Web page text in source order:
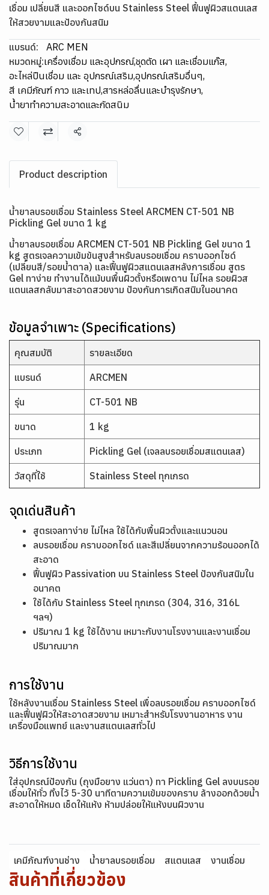
เชื่อม เปลี่ยนสี และออกไซด์บน Stainless Steel ฟื้นฟูผิวสแตนเลส
ให้สวยงามและป้องกันสนิม
แบรนด์:
ARC MEN
หมวดหมู่:เครื่องเชื่อม และอุปกรณ์,ชุดตัด เผา และเชื่อมแก๊ส,
อะไหล่ปืนเชื่อม และ อุปกรณ์เสริม,อุปกรณ์เสริมอื่นๆ,
สี เคมีภัณฑ์ กาว และเทป,สารหล่อลื่นและบำรุงรักษา,
น้ำยาทำความสะอาดและกัดสนิม
แชร์
Product description
น้ำยาลบรอยเชื่อม Stainless Steel ARCMEN CT-501 NB
Pickling Gel ขนาด 1 kg
น้ำยาลบรอยเชื่อม ARCMEN CT-501 NB Pickling Gel ขนาด 1
kg สูตรเจลความเข้มข้นสูงสำหรับลบรอยเชื่อม คราบออกไซด์
(เปลี่ยนสี/รอยน้ำตาล) และฟื้นฟูผิวสแตนเลสหลังการเชื่อม สูตร
Gel ทาง่าย ทำงานได้แม้บนพื้นผิวตั้งหรือเพดาน ไม่ไหล รอยผิวส
แตนเลสกลับมาสะอาดสวยงาม ป้องกันการเกิดสนิมในอนาคต
ข้อมูลจำเพาะ (Specifications)
คุณสมบัติ รายละเอียด
แบรนด์ ARCMEN
รุ่น CT-501 NB
ขนาด 1 kg
ประเภท Pickling Gel (เจลลบรอยเชื่อมสแตนเลส)
วัสดุที่ใช้ Stainless Steel ทุกเกรด
จุดเด่นสินค้า
สูตรเจลทาง่าย ไม่ไหล ใช้ได้กับพื้นผิวตั้งและแนวนอน
ลบรอยเชื่อม คราบออกไซด์ และสีเปลี่ยนจากความร้อนออกได้
สะอาด
ฟื้นฟูผิว Passivation บน Stainless Steel ป้องกันสนิมใน
อนาคต
ใช้ได้กับ Stainless Steel ทุกเกรด (304, 316, 316L
ฯลฯ)
ปริมาณ 1 kg ใช้ได้งาน เหมาะกับงานโรงงานและงานเชื่อม
ปริมาณมาก
การใช้งาน
ใช้หลังงานเชื่อม Stainless Steel เพื่อลบรอยเชื่อม คราบออกไซด์
และฟื้นฟูผิวให้สะอาดสวยงาม เหมาะสำหรับโรงงานอาหาร งาน
เครื่องมือแพทย์ และงานสแตนเลสทั่วไป
วิธีการใช้งาน
ใส่อุปกรณ์ป้องกัน (ถุงมือยาง แว่นตา) ทา Pickling Gel ลงบนรอย
เชื่อมให้ทั่ว ทิ้งไว้ 5-30 นาทีตามความเข้มของคราบ ล้างออกด้วยน้ำ
สะอาดให้หมด เช็ดให้แห้ง ห้ามปล่อยให้แห้งบนผิวงาน
เคมีภัณฑ์งานช่าง น้ำยาลบรอยเชื่อม สแตนเลส งานเชื่อม
สินค้าที่เกี่ยวข้อง